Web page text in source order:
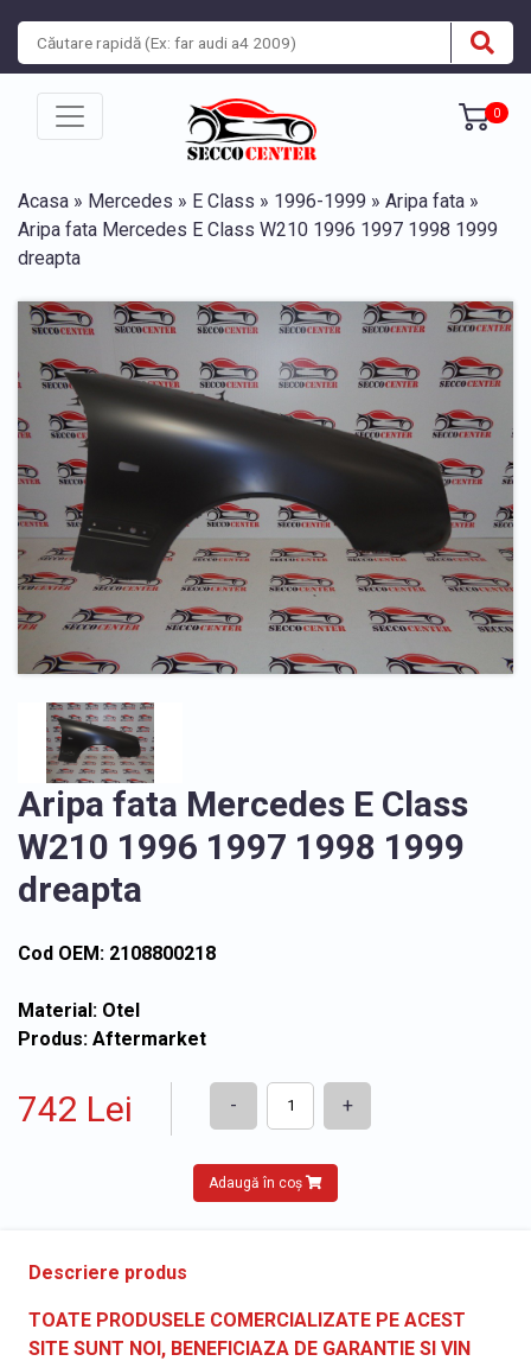
0
Acasa » Mercedes » E Class » 1996-1999 » Aripa fata »
Aripa fata Mercedes E Class W210 1996 1997 1998 1999
dreapta
Aripa fata Mercedes E Class
W210 1996 1997 1998 1999
dreapta
Cod OEM: 2108800218
Material: Otel
Produs: Aftermarket
742 Lei - +
Adaugă în coș
Descriere produs
TOATE PRODUSELE COMERCIALIZATE PE ACEST
SITE SUNT NOI, BENEFICIAZA DE GARANTIE SI VIN